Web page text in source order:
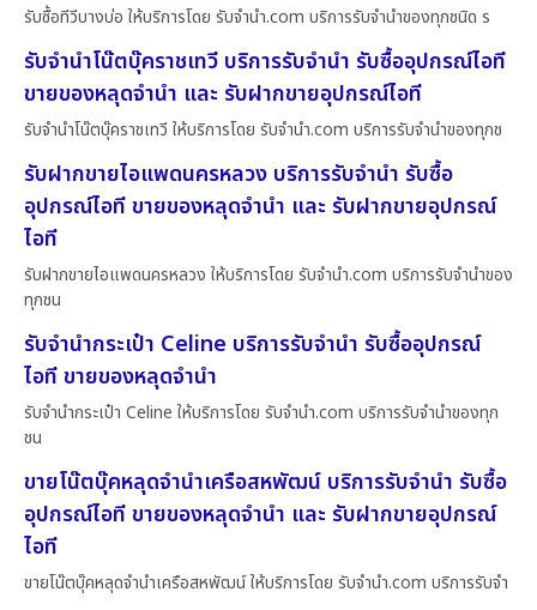
รับซื้อทีวีบางบ่อ ให้บริการโดย รับจํานํา.com บริการรับจำนำของทุกชนิด ร
รับจำนำโน๊ตบุ๊คราชเทวี บริการรับจำนำ รับซื้ออุปกรณ์ไอที
ขายของหลุดจำนำ และ รับฝากขายอุปกรณ์ไอที
รับจำนำโน๊ตบุ๊คราชเทวี ให้บริการโดย รับจํานํา.com บริการรับจำนำของทุกช
รับฝากขายไอแพดนครหลวง บริการรับจำนำ รับซื้อ
อุปกรณ์ไอที ขายของหลุดจำนำ และ รับฝากขายอุปกรณ์
ไอที
รับฝากขายไอแพดนครหลวง ให้บริการโดย รับจํานํา.com บริการรับจำนำของ
ทุกชน
รับจำนำกระเป๋า Celine บริการรับจำนำ รับซื้ออุปกรณ์
ไอที ขายของหลุดจำนำ
รับจำนำกระเป๋า Celine ให้บริการโดย รับจํานํา.com บริการรับจำนำของทุก
ชน
ขายโน๊ตบุ๊คหลุดจำนำเครือสหพัฒน์ บริการรับจำนำ รับซื้อ
อุปกรณ์ไอที ขายของหลุดจำนำ และ รับฝากขายอุปกรณ์
ไอที
ขายโน๊ตบุ๊คหลุดจำนำเครือสหพัฒน์ ให้บริการโดย รับจํานํา.com บริการรับจำ